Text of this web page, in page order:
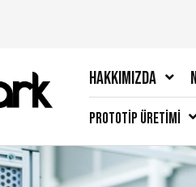
Hakkımızda
Prototip Üretimi